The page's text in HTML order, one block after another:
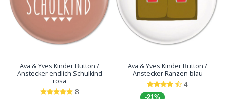
Ava & Yves Kinder Button /
Anstecker endlich Schulkind
rosa
8
Ava & Yves Kinder Button /
Anstecker Ranzen blau
4